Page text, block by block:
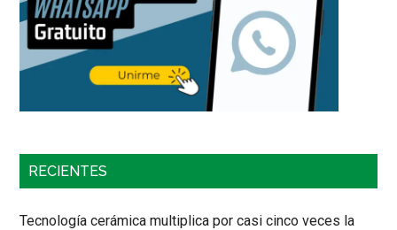
RECIENTES
Tecnología cerámica multiplica por casi cinco veces la